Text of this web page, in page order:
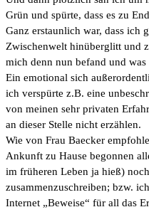
Grün und spürte, dass es zu
Ganz erstaunlich war, dass ich
Zwischenwelt hinüberglitt und
mich denn nun befand und
Ein emotional sich
ich verspürte z.B. eine
von meinen sehr privaten
an dieser Stelle nicht erzählen.
Wie von Frau Baecker
Ankunft zu Hause begonnen
im früheren Leben ja hieß)
zusammenzuschreiben; bzw.
Internet „Beweise“ für all das